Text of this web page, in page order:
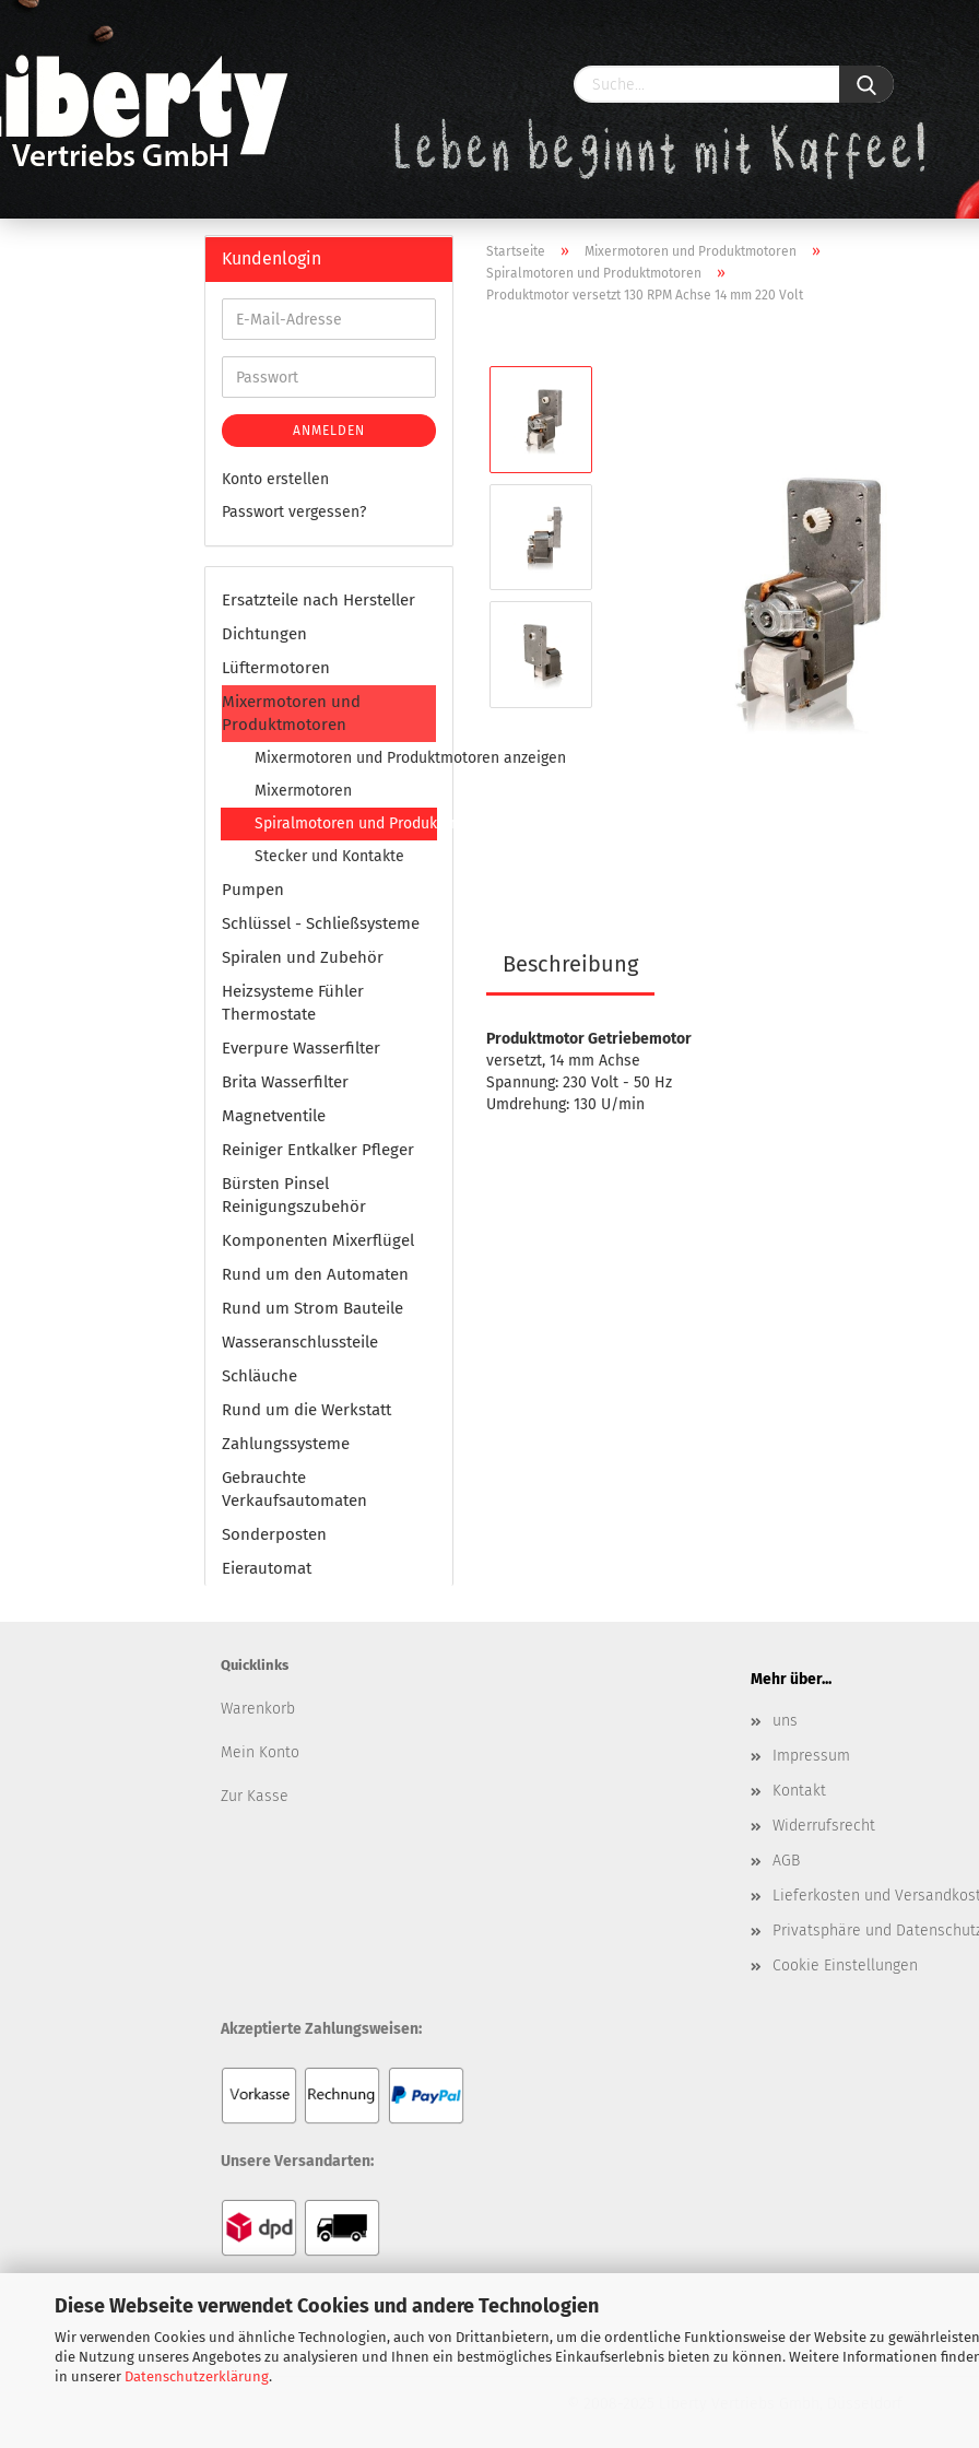
Diese Webseite verwendet Cookies und andere Technologien
Wir verwenden Cookies und ähnliche Technologien, auch von Drittanbietern, um die ordentliche Funktionsweise der Website zu
die Nutzung unseres Angebotes zu analysieren und Ihnen ein bestmögliches Einkaufserlebnis bieten zu können. Weitere Informationen
in unserer Datenschutzerklärung.
Startseite » Mixermotoren und Produktmotoren »
Spiralmotoren und Produktmotoren »
Produktmotor versetzt 130 RPM Achse 14 mm 220 Volt
Beschreibung
Produktmotor Getriebemotor
versetzt, 14 mm Achse
Spannung: 230 Volt - 50 Hz
Umdrehung: 130 U/min
Kundenlogin
ANMELDEN
Konto erstellen
Passwort vergessen?
Ersatzteile nach Hersteller
Dichtungen
Lüftermotoren
Mixermotoren und
Produktmotoren
Mixermotoren und Produktmotoren anzeigen
Mixermotoren
Spiralmotoren und Produktmotoren
Stecker und Kontakte
Pumpen
Schlüssel - Schließsysteme
Spiralen und Zubehör
Heizsysteme Fühler
Thermostate
Everpure Wasserfilter
Brita Wasserfilter
Magnetventile
Reiniger Entkalker Pfleger
Bürsten Pinsel
Reinigungszubehör
Komponenten Mixerflügel
Rund um den Automaten
Rund um Strom Bauteile
Wasseranschlussteile
Schläuche
Rund um die Werkstatt
Zahlungssysteme
Gebrauchte
Verkaufsautomaten
Sonderposten
Eierautomat
Quicklinks
Warenkorb
Mein Konto
Zur Kasse
Mehr über...
uns
Impressum
Kontakt
Widerrufsrecht
AGB
Lieferkosten und
Privatsphäre und
Cookie Einstellungen
Akzeptierte Zahlungsweisen:
Unsere Versandarten: